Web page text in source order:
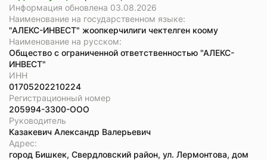
Информация обновлена 03.08.2026
Наименование на государственном языке:
"АЛЕКС-ИНВЕСТ" жоопкерчилиги чектелген коому
Наименование на русском:
Общество с ограниченной ответственностью "АЛЕКС-
ИНВЕСТ"
ИНН
01705202210224
Регистрационный номер
205994-3300-ООО
Руководитель
Казакевич Александр Валерьевич
Адрес:
город Бишкек, Свердловский район, ул. Лермонтова, дом